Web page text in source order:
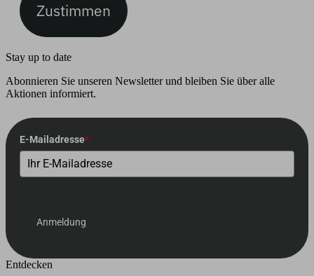
Zustimmen
Stay up to date
Abonnieren Sie unseren Newsletter und bleiben Sie über alle
Aktionen informiert.
E-Mailadresse*
Anmeldung
Entdecken